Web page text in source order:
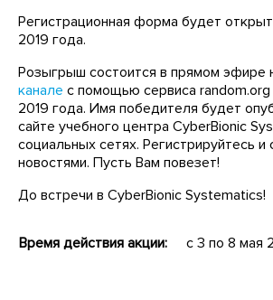
Регистрационная форма будет
2019 года.
Розыгрыш состоится в прямом эфире
канале с помощью сервиса random.org
2019 года. Имя победителя будет
сайте учебного центра CyberBionic
социальных сетях. Регистрируйтесь и
новостями. Пусть Вам повезет!
До встречи в CyberBionic Systematics!
Время действия акции: с 3 по 8 мая